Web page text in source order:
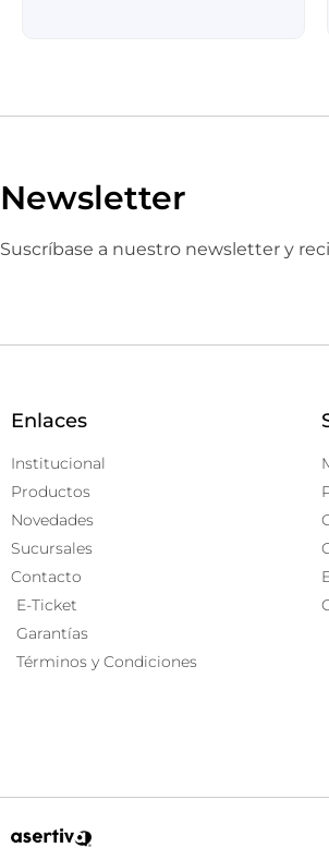
Newsletter
Suscríbase a nuestro newsletter y
Enlaces
Institucional
Productos
Novedades
Sucursales
Contacto
E-Ticket
Garantías
Términos y Condiciones